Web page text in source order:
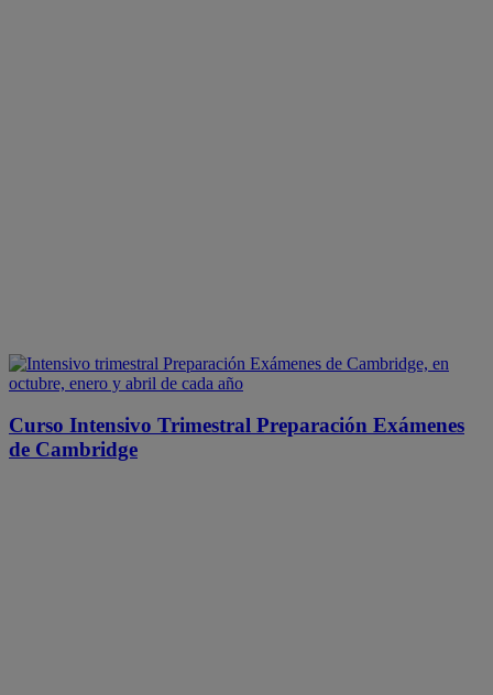
Curso Intensivo Trimestral Preparación Exámenes
de Cambridge